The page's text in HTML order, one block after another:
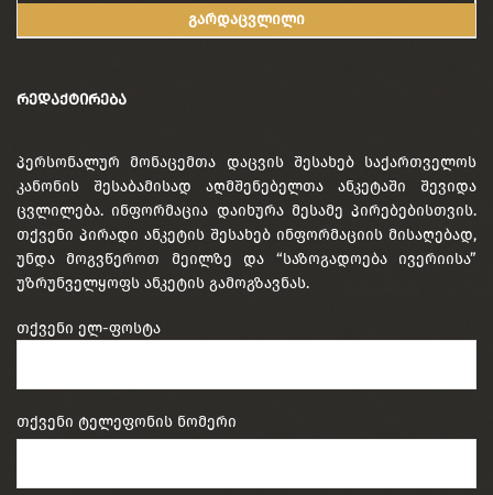
გარდაცვლილი
ᲠᲔᲓᲐᲥᲢᲘᲠᲔᲑᲐ
პერსონალურ მონაცემთა დაცვის შესახებ საქართველოს
კანონის შესაბამისად აღმშენებელთა ანკეტაში შევიდა
ცვლილება. ინფორმაცია დაიხურა მესამე პირებებისთვის.
თქვენი პირადი ანკეტის შესახებ ინფორმაციის მისაღებად,
უნდა მოგვწეროთ მეილზე და “საზოგადოება ივერიისა”
უზრუნველყოფს ანკეტის გამოგზავნას.
თქვენი ელ-ფოსტა
თქვენი ტელეფონის ნომერი